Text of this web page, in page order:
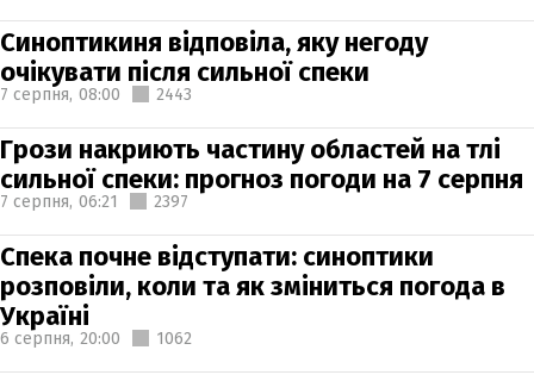
Синоптикиня відповіла, яку негоду
очікувати після сильної спеки
7 серпня, 08:00 2443
Грози накриють частину областей на тлі
сильної спеки: прогноз погоди на 7 серпня
7 серпня, 06:21 2397
Спека почне відступати: синоптики
розповіли, коли та як зміниться погода в
Україні
6 серпня, 20:00 1062